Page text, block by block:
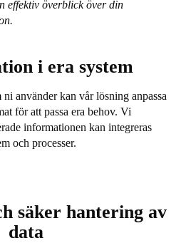
effektiv överblick över din
i era system
använder kan vår lösning anpassa
för att passa era behov. Vi
informationen kan integreras
och processer.
säker hantering av
data